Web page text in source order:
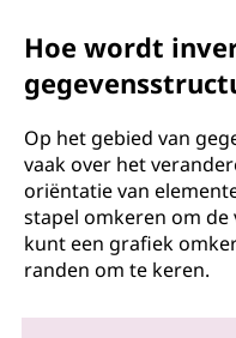
Hoe wordt
Op het gebied van
vaak over het
oriëntatie van
stapel omkeren om
kunt een grafiek
randen om te keren.